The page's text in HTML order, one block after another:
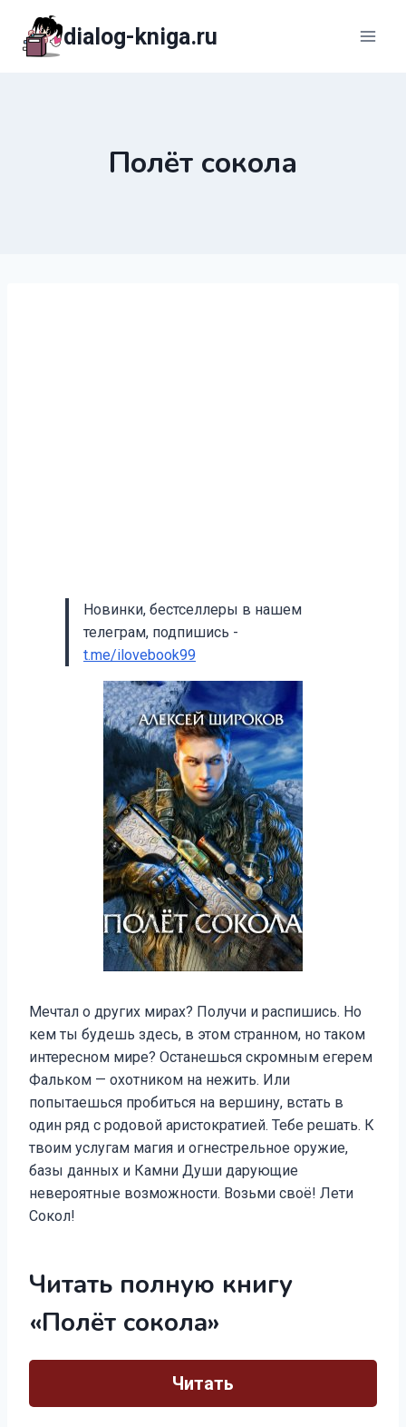
содержимому
dialog-kniga.ru
Полёт сокола
Новинки, бестселлеры в нашем
телеграм, подпишись -
t.me/ilovebook99
Мечтал о других мирах? Получи и распишись. Но
кем ты будешь здесь, в этом странном, но таком
интересном мире? Останешься скромным егерем
Фальком — охотником на нежить. Или
попытаешься пробиться на вершину, встать в
один ряд с родовой аристократией. Тебе решать. К
твоим услугам магия и огнестрельное оружие,
базы данных и Камни Души дарующие
невероятные возможности. Возьми своё! Лети
Сокол!
Читать полную книгу
«Полёт сокола»
Читать